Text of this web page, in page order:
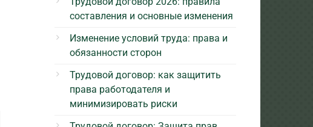
составления и основные изменения
Изменение условий труда: права и
обязанности сторон
Трудовой договор: как защитить
права работодателя и
минимизировать риски